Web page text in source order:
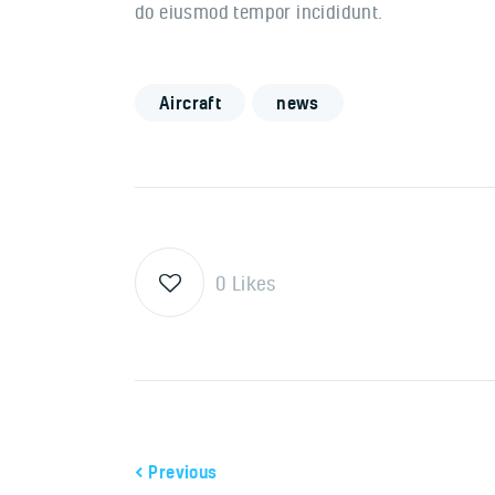
do eiusmod tempor incididunt.
Aircraft news
0 Likes
Previous